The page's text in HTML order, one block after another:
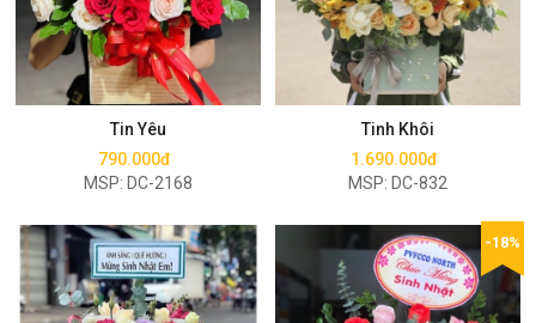
Tin Yêu
790.000đ
MSP: DC-2168
Mua ngay
Tinh Khôi
1.690.000đ
MSP: DC-832
Mua ngay
-18%